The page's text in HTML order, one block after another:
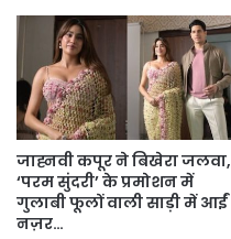
जाह्नवी कपूर ने बिखेरा जलवा,
‘परम सुंदरी’ के प्रमोशन में
गुलाबी फूलों वाली साड़ी में आईं
नज़र…